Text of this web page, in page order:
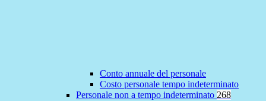
Conto annuale del personale
Costo personale tempo indeterminato
Personale non a tempo indeterminato 268